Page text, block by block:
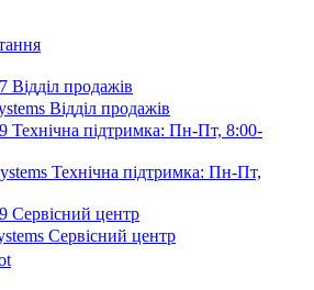
Відділ продажів
Відділ продажів
Технічна підтримка: Пн-Пт, 8:00-
Технічна підтримка: Пн-Пт,
Сервісний центр
Сервісний центр